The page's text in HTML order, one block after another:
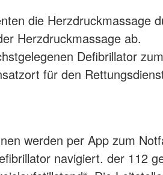
die Herzdruckmassage
Herzdruckmassage ab.
Defibrillator
für den
werden per App zum
navigiert. der 112